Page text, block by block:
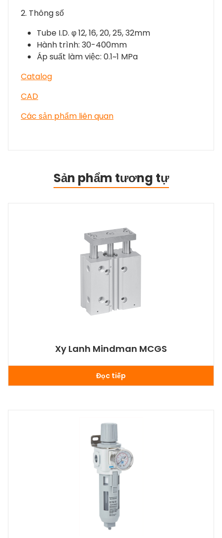
2. Thông số
Tube I.D. φ 12, 16, 20, 25, 32mm
Hành trình: 30-400mm
Áp suất làm việc: 0.1~1 MPa
Catalog
CAD
Các sản phẩm liên quan
Sản phẩm tương tự
Xy Lanh Mindman MCGS
Đọc tiếp